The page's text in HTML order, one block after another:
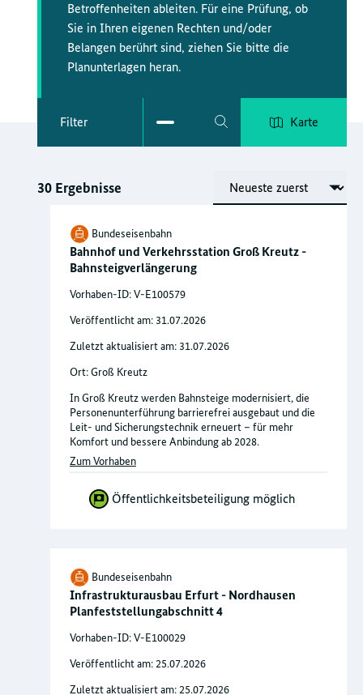
Betroffenheiten ableiten. Für eine Prüfung, ob
Sie in Ihren eigenen Rechten und/oder
Belangen berührt sind, ziehen Sie bitte die
Planunterlagen heran.
Filter Karte
30 Ergebnisse Sortierung
Bundeseisenbahn
Bahnhof und Verkehrsstation Groß Kreutz -
Bahnsteigverlängerung
Vorhaben-ID: V-E100579
Veröffentlicht am: 31.07.2026
Zuletzt aktualisiert am: 31.07.2026
Ort: Groß Kreutz
In Groß Kreutz werden Bahnsteige modernisiert, die
Personenunterführung barrierefrei ausgebaut und die
Leit- und Sicherungstechnik erneuert – für mehr
Komfort und bessere Anbindung ab 2028.
Zum Vorhaben
Öffentlichkeitsbeteiligung möglich
Bundeseisenbahn
Infrastrukturausbau Erfurt - Nordhausen
Planfeststellungabschnitt 4
Vorhaben-ID: V-E100029
Veröffentlicht am: 25.07.2026
Zuletzt aktualisiert am: 25.07.2026